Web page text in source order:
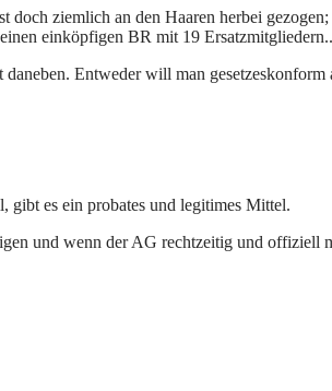
doch ziemlich an den Haaren herbei
einköpfigen BR mit 19
Entweder will man
es ein probates und legitimes Mittel.
und wenn der AG rechtzeitig und offiziell